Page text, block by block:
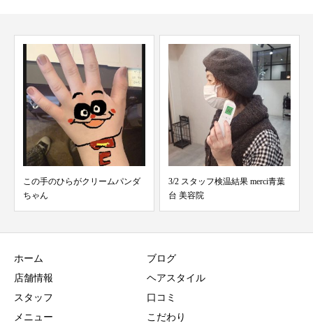
3/2 スタッフ検温結果 merci青葉
台 美容院
11月15日口コミ投稿 merci青葉台
美容室
ホーム
店舗情報
スタッフ
メニュー
ブログ
ヘアスタイル
口コミ
こだわり